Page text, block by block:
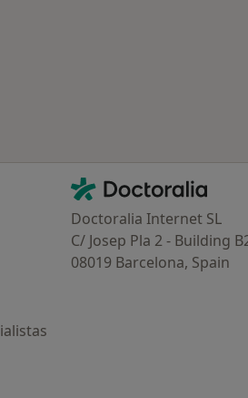
Contacto
Doctoralia - Página de inicio
Doctoralia Internet SL
C/ Josep Pla 2 - Building
08019 Barcelona, Spain